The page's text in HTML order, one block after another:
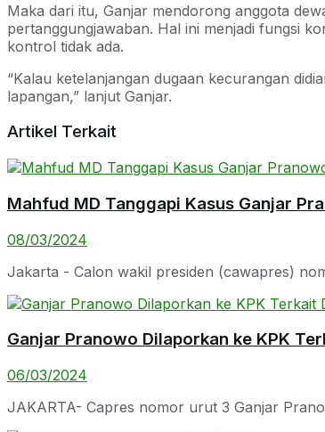
Maka dari itu, Ganjar mendorong anggota
pertanggungjawaban. Hal ini menjadi fungsi
kontrol tidak ada.
“Kalau ketelanjangan dugaan kecurangan
lapangan,” lanjut Ganjar.
Artikel Terkait
Mahfud MD Tanggapi Kasus Ganjar
08/03/2024
Jakarta - Calon wakil presiden (cawapres)
Ganjar Pranowo Dilaporkan ke KPK
06/03/2024
JAKARTA- Capres nomor urut 3 Ganjar